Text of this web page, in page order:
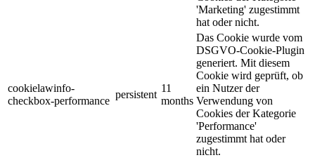
'Marketing' zugestimmt
hat oder nicht.
cookielawinfo-
checkbox-performance
persistent
11
months
Das Cookie wurde vom
DSGVO-Cookie-Plugin
generiert. Mit diesem
Cookie wird geprüft, ob
ein Nutzer der
Verwendung von
Cookies der Kategorie
'Performance'
zugestimmt hat oder
nicht.